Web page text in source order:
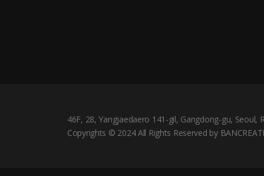
46F, 28, Yangjaedaero 141-gil, Gangdong-gu, Seoul,
Copyrights © 2024 All Rights Reserved by